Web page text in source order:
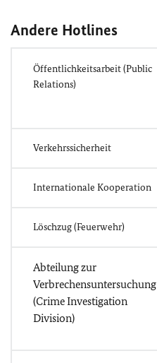
Andere Hotlines
Öffentlichkeitsarbeit (Public
Relations)
Verkehrssicherheit
Internationale Kooperation
Löschzug (Feuerwehr)
Abteilung zur
Verbrechensuntersuchung
(Crime Investigation
Division)